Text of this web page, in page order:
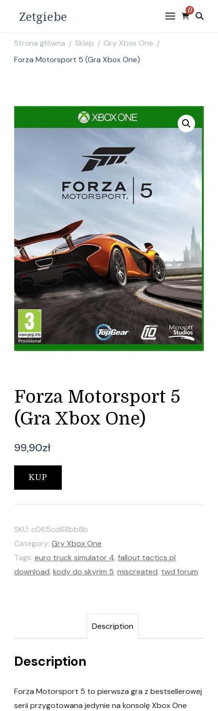
Zetgiebe 0
Strona główna / Sklep / Gry Xbox One /
Forza Motorsport 5 (Gra Xbox One)
Forza Motorsport 5
(Gra Xbox One)
99,90zł
KUP
SKU: c065cd68bb8b
Category: Gry Xbox One
Tags: euro truck simulator 4, fallout tactics pl
download, kody do skyrim 5, miscreated, twd forum
Description
Description
Forza Motorsport 5 to pierwsza gra z bestsellerowej
serii przygotowana jedynie na konsolę Xbox One